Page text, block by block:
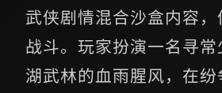
武侠剧情混合沙盒内容
战斗。玩家扮演一名寻
湖武林的血雨腥风，在